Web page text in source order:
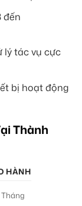
đến
lý tác vụ cực
bị hoạt động
Thành
HÀNH
Tháng